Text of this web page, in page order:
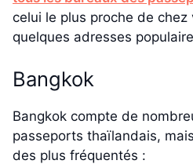
celui le plus proche de
quelques adresses
Bangkok
Bangkok compte de
passeports thaïlandais,
des plus fréquentés :